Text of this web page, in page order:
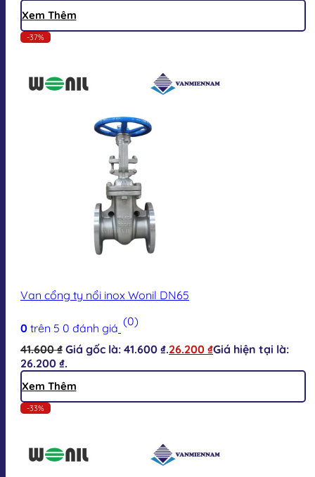
Xem Thêm
-37%
Van cổng ty nổi inox Wonil DN65
0 trên 5 0 đánh giá (0)
41.600₫ Giá gốc là: 41.600 ₫.26.200 ₫Giá hiện tại là:
26.200 ₫.
Xem Thêm
-33%